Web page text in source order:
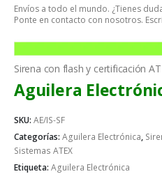
Envíos a todo el mundo. ¿Tienes
Ponte en contacto con nosotros.
Sirena con flash y certificación
Aguilera
SKU: AE/IS-SF
Categorías: Aguilera Electrónica,
Sistemas ATEX
Etiqueta: Aguilera Electrónica